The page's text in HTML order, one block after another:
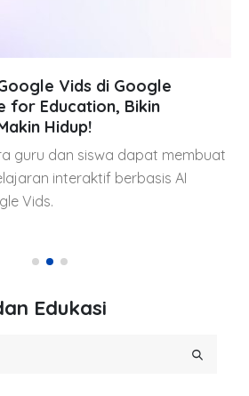
Vids di Google
for Education, Bikin
Hidup!
guru dan siswa dapat membuat
interaktif berbasis AI
Vids.
Edukasi